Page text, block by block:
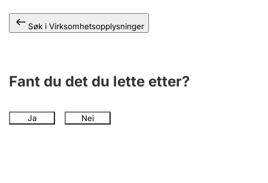
Søk i Virksomhetsopplysninger
Fant du det du lette etter?
Ja Nei